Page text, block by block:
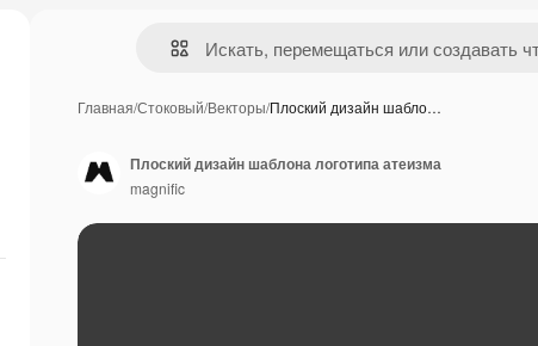
Главная/Стоковый/Векторы/Плоский дизайн шабло…
Плоский дизайн шаблона логотипа атеизма
magnific